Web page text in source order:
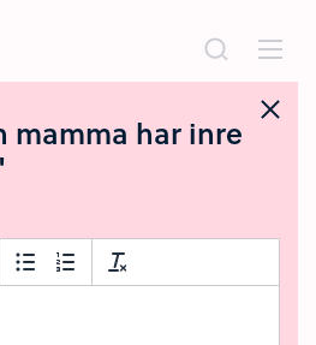
mamma har inre